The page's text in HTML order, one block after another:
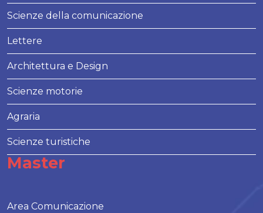
Scienze della comunicazione
Lettere
Architettura e Design
Scienze motorie
Agraria
Scienze turistiche
Master
Area Comunicazione